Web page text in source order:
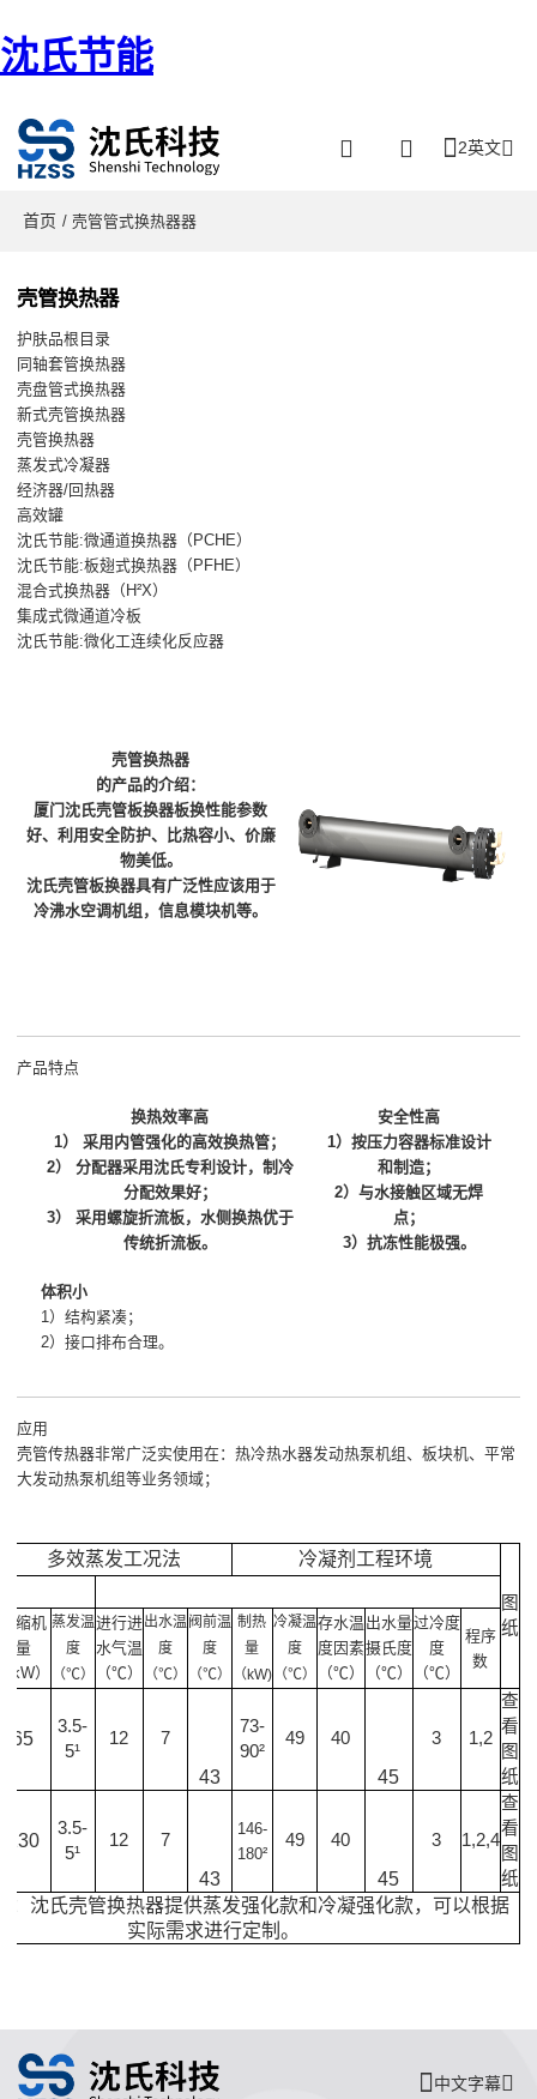
沈氏节能
2英文
首页 / 壳管管式换热器器
壳管换热器
护肤品根目录
同轴套管换热器
壳盘管式换热器
新式壳管换热器
壳管换热器
蒸发式冷凝器
经济器/回热器
高效罐
沈氏节能:微通道换热器（PCHE）
沈氏节能:板翅式换热器（PFHE）
混合式换热器（H²X）
集成式微通道冷板
沈氏节能:微化工连续化反应器
壳管换热器
的产品的介绍：
厦门沈氏壳管板换器板换性能参数
好、利用安全防护、比热容小、价廉
物美低。
沈氏壳管板换器具有广泛性应该用于
冷沸水空调机组，信息模块机等。
产品特点
换热效率高
1） 采用内管强化的高效换热管；
2） 分配器采用沈氏专利设计，制冷
分配效果好；
3） 采用螺旋折流板，水侧换热优于
传统折流板。
安全性高
1）按压力容器标准设计
和制造；
2）与水接触区域无焊
点；
3）抗冻性能极强。
体积小
1）结构紧凑；
2）接口排布合理。
应用
壳管传热器非常广泛实使用在：热冷热水器发动热泵机组、板块机、平常
大发动热泵机组等业务领域；
多效蒸发工况法 冷凝剂工程环境
图
纸
压缩机
量
kW）
蒸发温
度
（℃）
进行进
水气温
（℃）
出水温
度
（℃）
阀前温
度
（℃）
制热
量
（kW)
冷凝温
度
（℃）
存水温
度因素
（℃）
出水量
摄氏度
（℃）
过冷度
度
（℃）
程序
数
65
3.5-
5¹
12 7
43
73-
90²
49 40
45
3 1,2
查
看
图
纸
130
3.5-
5¹
12 7
43
146-
180²
49 40
45
3 1,2,4
查
看
图
纸
²：沈氏壳管换热器提供蒸发强化款和冷凝强化款，可以根据
实际需求进行定制。
中文字幕